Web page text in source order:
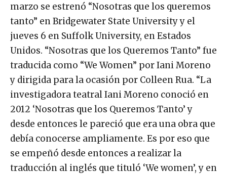
marzo se estrenó “Nosotras que los queremos
tanto” en Bridgewater State University y el
jueves 6 en Suffolk University, en Estados
Unidos. “Nosotras que los Queremos Tanto” fue
traducida como “We Women” por Iani Moreno
y dirigida para la ocasión por Colleen Rua. “La
investigadora teatral Iani Moreno conoció en
2012 ‘Nosotras que los Queremos Tanto’ y
desde entonces le pareció que era una obra que
debía conocerse ampliamente. Es por eso que
se empeñó desde entonces a realizar la
traducción al inglés que tituló ‘We women’, y en